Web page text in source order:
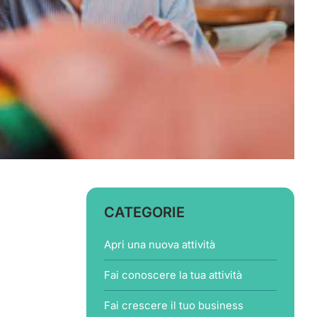
CATEGORIE
Apri una nuova attività
Fai conoscere la tua attività
Fai crescere il tuo business